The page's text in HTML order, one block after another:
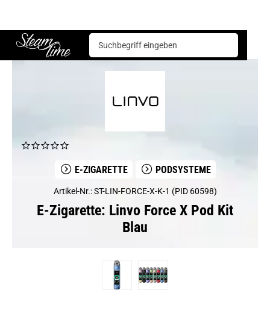
Steam time
E-Zigarette Podsysteme
E-ZIGARETTE PODSYSTEME
Artikel-Nr.: ST-LIN-FORCE-X-K-1 (PID 60598)
E-Zigarette: Linvo Force X Pod Kit
Blau